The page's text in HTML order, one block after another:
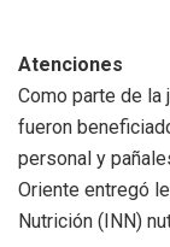
Atenciones
Como parte de la
fueron
personal y
Oriente entregó
Nutrición (INN)